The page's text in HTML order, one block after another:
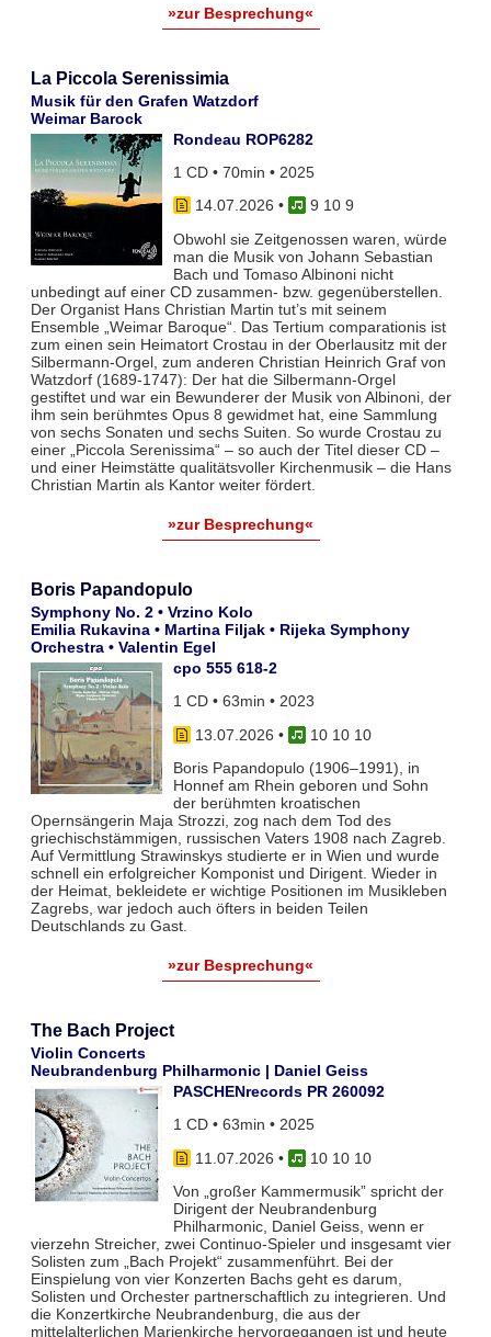
»zur Besprechung«
La Piccola Serenissimia
Musik für den Grafen Watzdorf
Weimar Barock
Rondeau ROP6282
1 CD • 70min • 2025
14.07.2026 •
9 10 9
Obwohl sie Zeitgenossen waren, würde
man die Musik von Johann Sebastian
Bach und Tomaso Albinoni nicht
unbedingt auf einer CD zusammen- bzw. gegenüberstellen.
Der Organist Hans Christian Martin tut’s mit seinem
Ensemble „Weimar Baroque“. Das Tertium comparationis ist
zum einen sein Heimatort Crostau in der Oberlausitz mit der
Silbermann-Orgel, zum anderen Christian Heinrich Graf von
Watzdorf (1689-1747): Der hat die Silbermann-Orgel
gestiftet und war ein Bewunderer der Musik von Albinoni, der
ihm sein berühmtes Opus 8 gewidmet hat, eine Sammlung
von sechs Sonaten und sechs Suiten. So wurde Crostau zu
einer „Piccola Serenissima“ – so auch der Titel dieser CD –
und einer Heimstätte qualitätsvoller Kirchenmusik – die Hans
Christian Martin als Kantor weiter fördert.
»zur Besprechung«
Boris Papandopulo
Symphony No. 2 • Vrzino Kolo
Emilia Rukavina • Martina Filjak • Rijeka Symphony
Orchestra • Valentin Egel
cpo 555 618-2
1 CD • 63min • 2023
13.07.2026 •
10 10 10
Boris Papandopulo (1906–1991), in
Honnef am Rhein geboren und Sohn
der berühmten kroatischen
Opernsängerin Maja Strozzi, zog nach dem Tod des
griechischstämmigen, russischen Vaters 1908 nach Zagreb.
Auf Vermittlung Strawinskys studierte er in Wien und wurde
schnell ein erfolgreicher Komponist und Dirigent. Wieder in
der Heimat, bekleidete er wichtige Positionen im Musikleben
Zagrebs, war jedoch auch öfters in beiden Teilen
Deutschlands zu Gast.
»zur Besprechung«
The Bach Project
Violin Concerts
Neubrandenburg Philharmonic | Daniel Geiss
PASCHENrecords PR 260092
1 CD • 63min • 2025
11.07.2026 •
10 10 10
Von „großer Kammermusik” spricht der
Dirigent der Neubrandenburg
Philharmonic, Daniel Geiss, wenn er
vierzehn Streicher, zwei Continuo-Spieler und insgesamt vier
Solisten zum „Bach Projekt“ zusammenführt. Bei der
Einspielung von vier Konzerten Bachs geht es darum,
Solisten und Orchester partnerschaftlich zu integrieren. Und
die Konzertkirche Neubrandenburg, die aus der
mittelalterlichen Marienkirche hervorgegangen ist und heute